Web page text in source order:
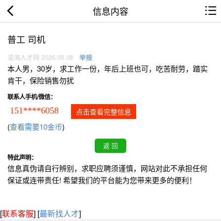
信息内容
普工 司机
凌海人才网 2026.08.08 举报
本人男，30岁，求工作一份，年后上班也可，吃苦耐劳，踏实
肯干，保险销售勿扰
联系人手机/微信：
151****6058 点击查看完整信息
(查看需要10金币)
特此声明：
信息真伪请自行辨别，求职应聘须谨慎，网站对此不承担任何
保证或连带责任! 希望我们的平台能为您带来更多的便利！
[联系客服] [最新找人才]